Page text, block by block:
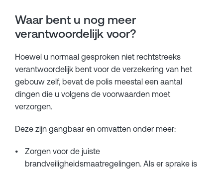
Waar bent u nog meer
verantwoordelijk voor?
Hoewel u normaal gesproken niet rechtstreeks
verantwoordelijk bent voor de verzekering van het
gebouw zelf, bevat de polis meestal een aantal
dingen die u volgens de voorwaarden moet
verzorgen.
Deze zijn gangbaar en omvatten onder meer:
Zorgen voor de juiste
brandveiligheidsmaatregelingen. Als er sprake is